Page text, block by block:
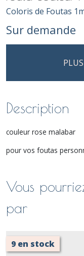
Coloris de Foutas
Sur demande
Description
couleur rose malabar
pour vos foutas
Vous
par
9 en stock